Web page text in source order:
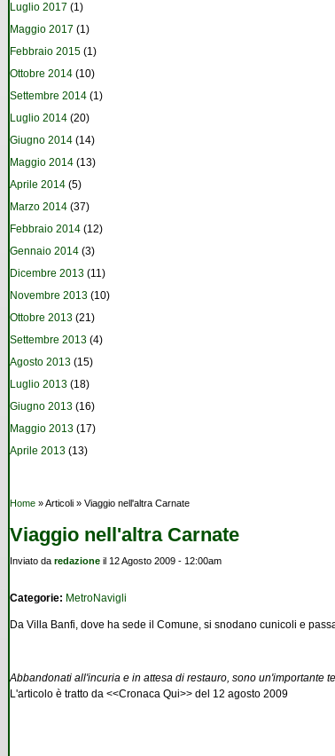
Luglio 2017 (1)
Maggio 2017 (1)
Febbraio 2015 (1)
Ottobre 2014 (10)
Settembre 2014 (1)
Luglio 2014 (20)
Giugno 2014 (14)
Maggio 2014 (13)
Aprile 2014 (5)
Marzo 2014 (37)
Febbraio 2014 (12)
Gennaio 2014 (3)
Dicembre 2013 (11)
Novembre 2013 (10)
Ottobre 2013 (21)
Settembre 2013 (4)
Agosto 2013 (15)
Luglio 2013 (18)
Giugno 2013 (16)
Maggio 2013 (17)
Aprile 2013 (13)
Tu sei qui
Home » Articoli » Viaggio nell'altra Carnate
Viaggio nell'altra Carnate
Inviato da redazione il 12 Agosto 2009 - 12:00am
Categorie: MetroNavigli
Da Villa Banfi, dove ha sede il Comune, si snodano cunicoli e
Abbandonati all'incuria e in attesa di restauro, sono un'importante
L'articolo è tratto da <<Cronaca Qui>> del 12 agosto 2009